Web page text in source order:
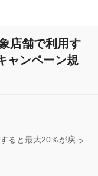
店舗で利用す
ャンペーン規
ると最大20％が戻っ